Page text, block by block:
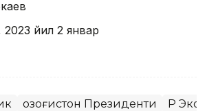
йил 2 январ
Қозоғистон Президенти ҚР